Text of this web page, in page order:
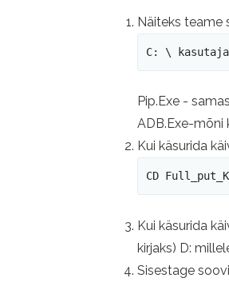
Näiteks teame
C: \
Pip.Exe -
ADB.Exe-mõni
Kui käsurida
CD
Kui käsurida
kirjaks) D:
Sisestage